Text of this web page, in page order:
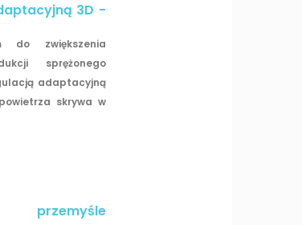
3D -
do zwiększenia
sprężonego
adaptacyjną
skrywa w